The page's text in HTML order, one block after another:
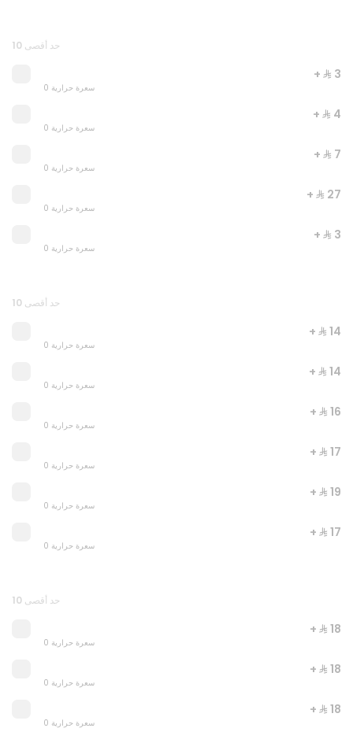
0 سعرة حرارية
⁨⁦‪‬ 52⁩
حد أقصى 10
+ ⁨⁦‪‬ 3⁩
0 سعرة حرارية
+ ⁨⁦‪‬ 4⁩
0 سعرة حرارية
+ ⁨⁦‪‬ 7⁩
0 سعرة حرارية
+ ⁨⁦‪‬ 27⁩
0 سعرة حرارية
+ ⁨⁦‪‬ 3⁩
0 سعرة حرارية
حد أقصى 10
+ ⁨⁦‪‬ 14⁩
0 سعرة حرارية
+ ⁨⁦‪‬ 14⁩
0 سعرة حرارية
+ ⁨⁦‪‬ 16⁩
0 سعرة حرارية
+ ⁨⁦‪‬ 17⁩
0 سعرة حرارية
+ ⁨⁦‪‬ 19⁩
0 سعرة حرارية
+ ⁨⁦‪‬ 17⁩
0 سعرة حرارية
حد أقصى 10
+ ⁨⁦‪‬ 18⁩
0 سعرة حرارية
+ ⁨⁦‪‬ 18⁩
0 سعرة حرارية
+ ⁨⁦‪‬ 18⁩
0 سعرة حرارية